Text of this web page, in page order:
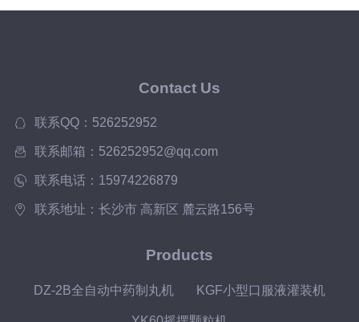
Contact Us
联系QQ：526252952
联系邮箱：526252952@qq.com
联系电话：15974226879
联系地址：长沙市 高新区 麓云路156号
Products
DZ-2B全自动中药制丸机 KGF小型口服液灌装机